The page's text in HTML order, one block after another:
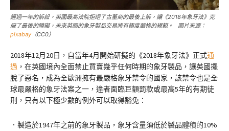
經過一年的訴訟，英國最高法院拒絕了古董商的最後上訴，讓《2018年象牙法》克
服了最後的障礙，未來英國的象牙製品交易將有極度嚴格的規範。 圖片來源：
pixabay （CC0）
2018年12月20日，自當年4月開始研擬的《2018年象牙法》正式通
過 ，在英國境內全面禁止買賣幾乎任何時期的象牙製品，讓英國擺
脫了惡名，成為全歐洲擁有最嚴格象牙禁令的國家，該禁令也是全
球最嚴格的象牙法案之一，違者面臨巨額罰款或最高5年的有期徒
刑，只有以下極少數的例外可以取得豁免：
．製造於1947年之前的象牙製品，象牙含量須低於製品體積的10%